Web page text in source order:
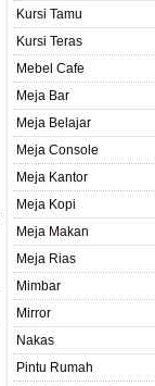
Kursi Tamu
Kursi Teras
Mebel Cafe
Meja Bar
Meja Belajar
Meja Console
Meja Kantor
Meja Kopi
Meja Makan
Meja Rias
Mimbar
Mirror
Nakas
Pintu Rumah